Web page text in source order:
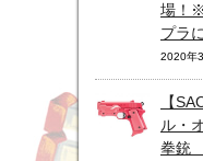
場！
プラ
2020年
【
ル・
拳銃